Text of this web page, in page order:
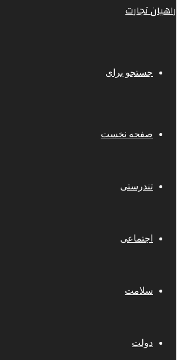
راهیان تجارت
جستجو برای
صفحه نخست
تندرستی
اجتماعی
سلامت
دولت